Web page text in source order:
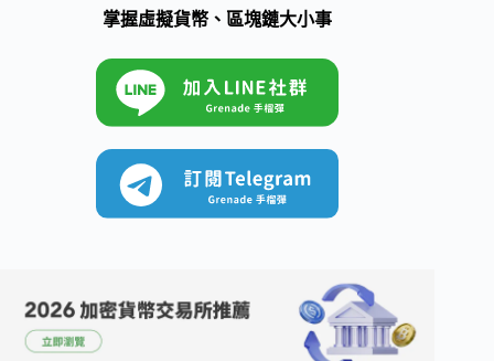
掌握虛擬貨幣、區塊鏈大小事